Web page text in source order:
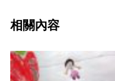
相關內容